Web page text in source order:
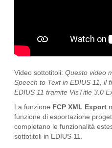
Video sottotitoli: Questo video
Speech to Text in EDIUS 11, il
EDIUS 11 tramite VisTitle 3.0
La funzione FCP XML Export
funzione di esportazione
completano le funzionalità
sottotitoli in EDIUS 11.